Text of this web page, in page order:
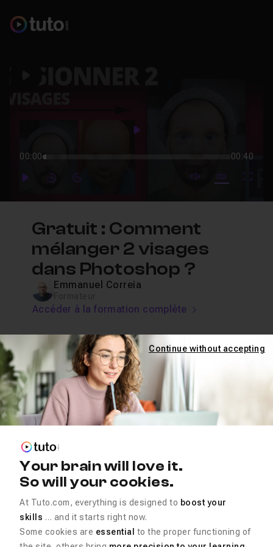
Play
00:00 00:40
PlayForwardForward mute video
Subtitles
Gratuit : Comment
mélanger 2 visages
dans Photoshop ?
Emmanuel Correia
Accéder à la formation complète